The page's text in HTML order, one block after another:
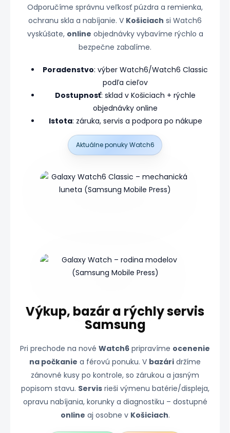
Odporučíme správnu veľkosť púzdra a remienka,
ochranu skla a nabíjanie. V Košiciach si Watch6
vyskúšate, online objednávky vybavíme rýchlo a
bezpečne zabalíme.
Poradenstvo: výber Watch6/Watch6 Classic
podľa cieľov
Dostupnosť: sklad v Košiciach + rýchle
objednávky online
Istota: záruka, servis a podpora po nákupe
Aktuálne ponuky Watch6
Výkup, bazár a rýchly servis
Samsung
Pri prechode na nové Watch6 pripravíme ocenenie
na počkanie a férovú ponuku. V bazári držíme
zánovné kusy po kontrole, so zárukou a jasným
popisom stavu. Servisrieši výmenu batérie/displeja,
opravu nabíjania, korunky a diagnostiku – dostupné
online aj osobne v Košiciach.